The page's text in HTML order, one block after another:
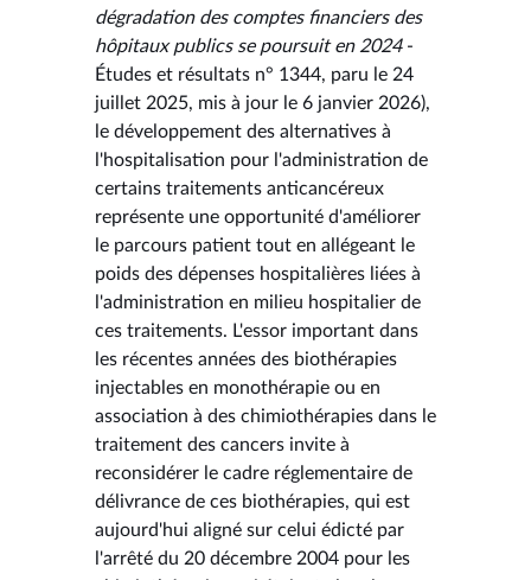
dégradation des comptes financiers des
hôpitaux publics se poursuit en 2024-
Études et résultats n° 1344, paru le 24
juillet 2025, mis à jour le 6 janvier 2026),
le développement des alternatives à
l'hospitalisation pour l'administration de
certains traitements anticancéreux
représente une opportunité d'améliorer
le parcours patient tout en allégeant le
poids des dépenses hospitalières liées à
l'administration en milieu hospitalier de
ces traitements. L'essor important dans
les récentes années des biothérapies
injectables en monothérapie ou en
association à des chimiothérapies dans le
traitement des cancers invite à
reconsidérer le cadre réglementaire de
délivrance de ces biothérapies, qui est
aujourd'hui aligné sur celui édicté par
l'arrêté du 20 décembre 2004 pour les